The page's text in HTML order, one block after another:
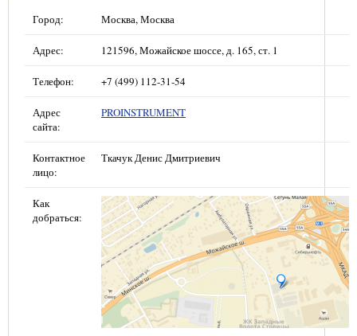
Город: Москва, Москва
Адрес: 121596, Можайское шоссе, д. 165, ст. 1
Телефон: +7 (499) 112-31-54
Адрес
сайта:
PROINSTRUMENT
Контактное
лицо:
Ткачук Денис Дмитриевич
Как
добраться: